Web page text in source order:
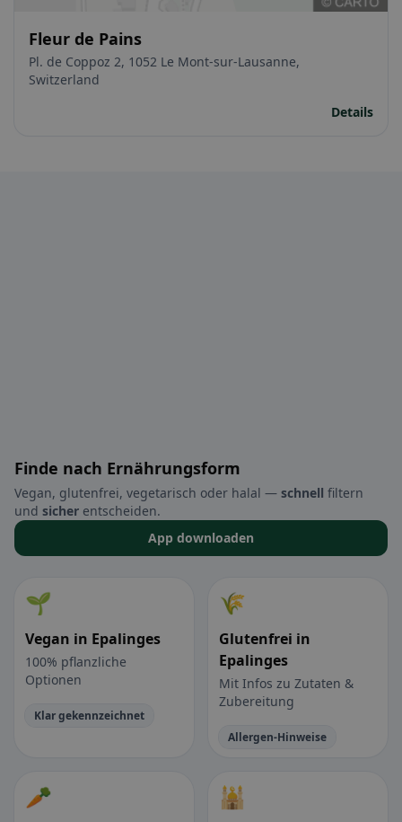
Fleur de Pains
Pl. de Coppoz 2, 1052 Le Mont-sur-Lausanne,
Switzerland
Details
Finde nach Ernährungsform
Vegan, glutenfrei, vegetarisch oder halal — schnell filtern
und sicher entscheiden.
App downloaden
🌱
Vegan in Epalinges
100% pflanzliche
Optionen
Klar gekennzeichnet
🌾
Glutenfrei in
Epalinges
Mit Infos zu Zutaten &
Zubereitung
Allergen-Hinweise
🥕 🕌